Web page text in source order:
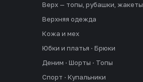
Верх — топы, рубашки, жакеты
Верхняя одежда
Кожа и мех
Юбки и платья · Брюки
Деним · Шорты · Топы
Спорт · Купальники